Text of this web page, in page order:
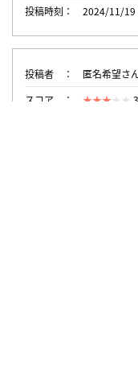
投稿時刻
2024/11/19
投稿者
匿名希望さ
スコア
3